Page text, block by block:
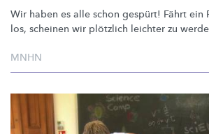
Wir haben es alle schon gespürt! Fährt ein
los, scheinen wir plötzlich leichter zu
MNHN